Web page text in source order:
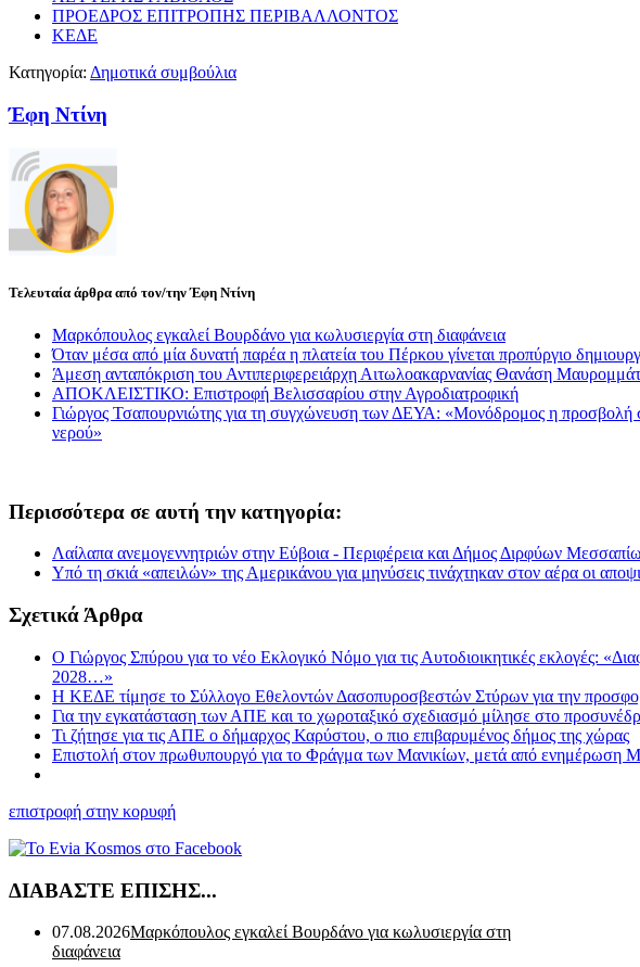
ΠΡΟΕΔΡΟΣ ΕΠΙΤΡΟΠΗΣ ΠΕΡΙΒΑΛΛΟΝΤΟΣ
ΚΕΔΕ
Κατηγορία: Δημοτικά συμβούλια
Έφη Ντίνη
Τελευταία άρθρα από τον/την Έφη Ντίνη
Μαρκόπουλος εγκαλεί Βουρδάνο για κωλυσιεργία στη διαφάνεια
Όταν μέσα από μία δυνατή παρέα η πλατεία του Πέρκου γίνεται προπύργιο
Άμεση ανταπόκριση του Αντιπεριφερειάρχη Αιτωλοακαρνανίας Θανάση
ΑΠΟΚΛΕΙΣΤΙΚΟ: Επιστροφή Βελισσαρίου στην Αγροδιατροφική
Γιώργος Τσαπουρνιώτης για τη συγχώνευση των ΔΕΥΑ: «Μονόδρομος η προσβολή
νερού»
Περισσότερα σε αυτή την κατηγορία:
Λαίλαπα ανεμογεννητριών στην Εύβοια - Περιφέρεια και Δήμος Διρφύων
Υπό τη σκιά «απειλών» της Αμερικάνου για μηνύσεις τινάχτηκαν στον αέρα οι
Σχετικά Άρθρα
Ο Γιώργος Σπύρου για το νέο Εκλογικό Νόμο για τις Αυτοδιοικητικές εκλογές:
2028…»
Η ΚΕΔΕ τίμησε το Σύλλογο Εθελοντών Δασοπυροσβεστών Στύρων για την
Για την εγκατάσταση των ΑΠΕ και το χωροταξικό σχεδιασμό μίλησε στο
Τι ζήτησε για τις ΑΠΕ ο δήμαρχος Καρύστου, ο πιο επιβαρυμένος δήμος της χώρας
Επιστολή στον πρωθυπουργό για το Φράγμα των Μανικίων, μετά από ενημέρωση
επιστροφή στην κορυφή
ΔΙΑΒΑΣΤΕ ΕΠΙΣΗΣ...
07.08.2026Μαρκόπουλος εγκαλεί Βουρδάνο για κωλυσιεργία στη
διαφάνεια